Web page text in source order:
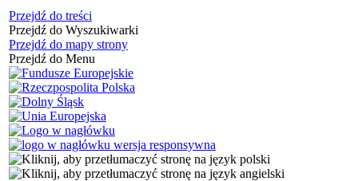
Przejdź do treści
Przejdź do Wyszukiwarki
Przejdź do mapy strony
Przejdź do Menu